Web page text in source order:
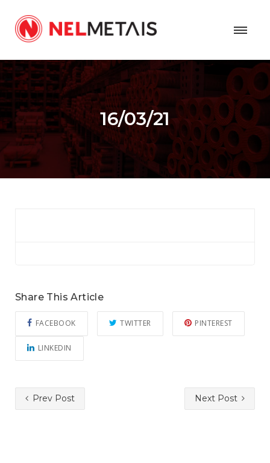
16/03/21
Share This Article
FACEBOOK TWITTER PINTEREST
LINKEDIN
Prev Post Next Post